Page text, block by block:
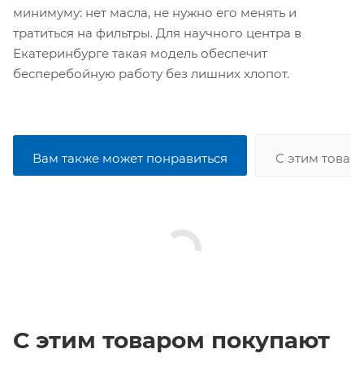
минимуму: нет масла, не нужно его менять и
тратиться на фильтры. Для научного центра в
Екатеринбурге такая модель обеспечит
бесперебойную работу без лишних хлопот.
Вам также может понравиться С этим
С этим товаром покупают